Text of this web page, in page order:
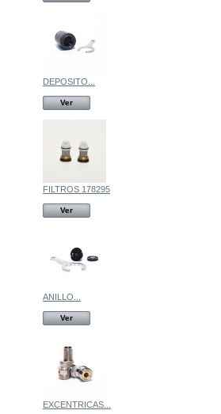
DEPOSITO...
Ver
FILTROS 178295
Ver
ANILLO...
Ver
EXCENTRICAS...